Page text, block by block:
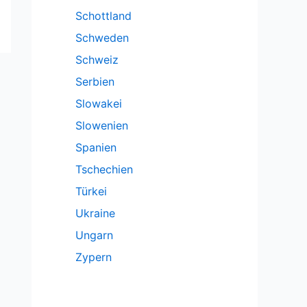
Schottland
Schweden
Schweiz
Serbien
Slowakei
Slowenien
Spanien
Tschechien
Türkei
Ukraine
Ungarn
Zypern